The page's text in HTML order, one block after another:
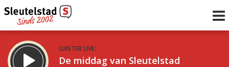
LUISTER LIVE:
De middag van Sleutelstad